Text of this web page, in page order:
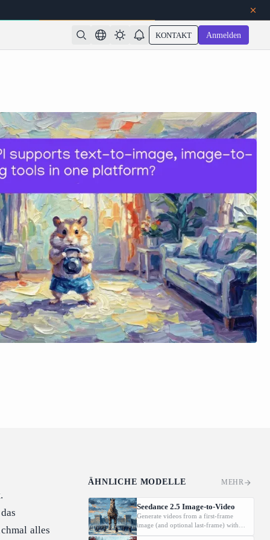
KONTAKT Anmelden
alles
ÄHNLICHE MODELLE MEHR
Seedance 2.5 Image-to-Video
Generate videos from a first-frame
image (and optional last-frame) with
native audio.